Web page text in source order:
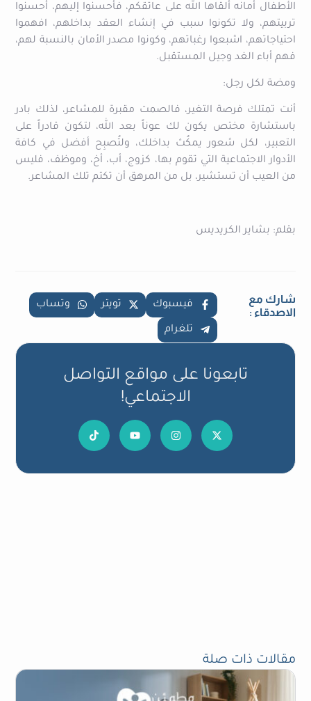
الأطفال أمانه ألقاها الله على عاتقكم، فأحسنوا إليهم، أحسنوا
تربيتهم، ولا تكونوا سبب في إنشاء العقد بداخلهم، افهموا
احتياجاتهم، اشبعوا رغباتهم، وكونوا مصدر الأمان بالنسبة لهم،
فهم أباء الغد وجيل المستقبل.
ومضة لكل رجل:
أنت تمتلك فرصة التغير، فالصمت مقبرة للمشاعر، لذلك بادر
باستشارة مختص يكون لك عوناً بعد الله، لتكون قادراً على
التعبير، لكل شعور يمكُث بداخلك، ولتُصبِح أفضل في كافة
الأدوار الاجتماعية التي تقوم بها، كزوج، أب، أخ، وموظف، فليس
من العيب أن تستشير، بل من المرهق أن تكتم تلك المشاعر.
بقلم: بشاير الكريديس
شارك مع
الاصدقاء :
فيسبوك تويتر وتساب
تلغرام
تابعونا على مواقع التواصل
الاجتماعي!
مقالات ذات صلة